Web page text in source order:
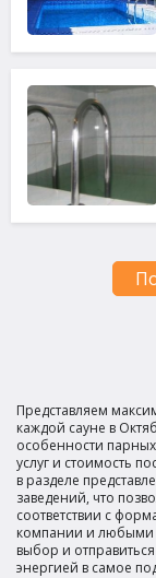
Представляем
каждой сауне в
особенности
услуг и стоимость
в разделе
заведений, что
соответствии с
компании и любыми
выбор и
энергией в самое